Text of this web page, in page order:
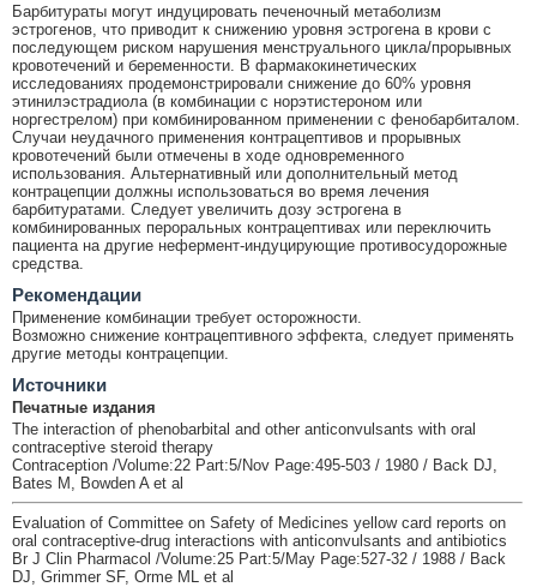
Барбитураты могут индуцировать печеночный метаболизм
эстрогенов, что приводит к снижению уровня эстрогена в крови с
последующем риском нарушения менструального цикла/прорывных
кровотечений и беременности. В фармакокинетических
исследованиях продемонстрировали снижение до 60% уровня
этинилэстрадиола (в комбинации с норэтистероном или
норгестрелом) при комбинированном применении с фенобарбиталом.
Случаи неудачного применения контрацептивов и прорывных
кровотечений были отмечены в ходе одновременного
использования. Альтернативный или дополнительный метод
контрацепции должны использоваться во время лечения
барбитуратами. Следует увеличить дозу эстрогена в
комбинированных пероральных контрацептивах или переключить
пациента на другие нефермент-индуцирующие противосудорожные
средства.
Рекомендации
Применение комбинации требует осторожности.
Возможно снижение контрацептивного эффекта, следует применять
другие методы контрацепции.
Источники
Печатные издания
The interaction of phenobarbital and other anticonvulsants with oral
contraceptive steroid therapy
Contraception /Volume:22 Part:5/Nov Page:495-503 / 1980 / Back DJ,
Bates M, Bowden A et al
Evaluation of Committee on Safety of Medicines yellow card reports on
oral contraceptive-drug interactions with anticonvulsants and antibiotics
Br J Clin Pharmacol /Volume:25 Part:5/May Page:527-32 / 1988 / Back
DJ, Grimmer SF, Orme ML et al